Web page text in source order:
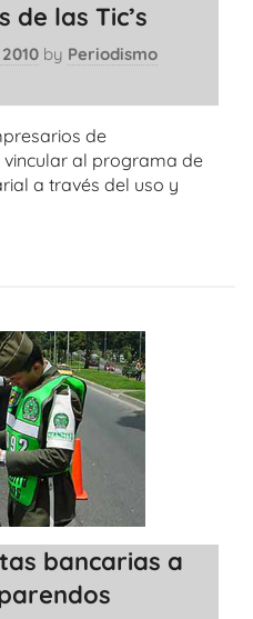
las Tic’s
by Periodismo
de
al programa de
a través del uso y
bancarias a